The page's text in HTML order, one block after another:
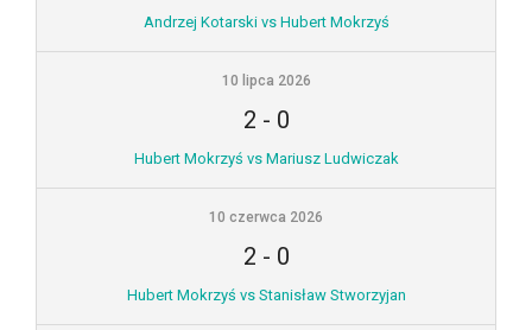
Andrzej Kotarski vs Hubert Mokrzyś
10 lipca 2026
2 - 0
Hubert Mokrzyś vs Mariusz Ludwiczak
10 czerwca 2026
2 - 0
Hubert Mokrzyś vs Stanisław Stworzyjan